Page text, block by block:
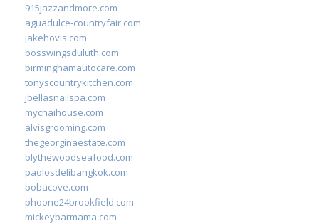
915jazzandmore.com
aguadulce-countryfair.com
jakehovis.com
bosswingsduluth.com
birminghamautocare.com
tonyscountrykitchen.com
jbellasnailspa.com
mychaihouse.com
alvisgrooming.com
thegeorginaestate.com
blythewoodseafood.com
paolosdelibangkok.com
bobacove.com
phoone24brookfield.com
mickeybarmama.com